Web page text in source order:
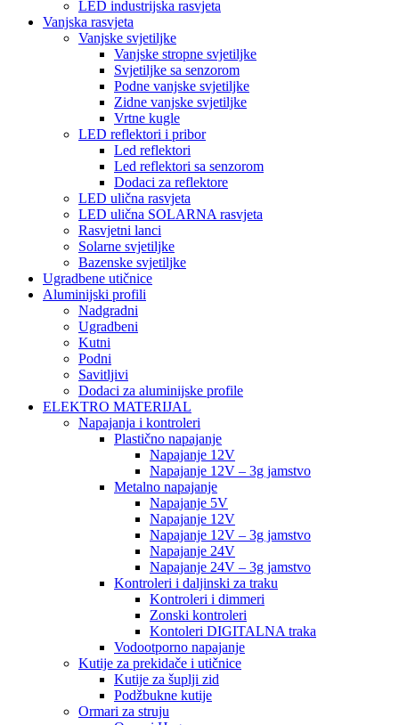
LED industrijska rasvjeta
Vanjska rasvjeta
Vanjske svjetiljke
Vanjske stropne svjetiljke
Svjetiljke sa senzorom
Podne vanjske svjetiljke
Zidne vanjske svjetiljke
Vrtne kugle
LED reflektori i pribor
Led reflektori
Led reflektori sa senzorom
Dodaci za reflektore
LED ulična rasvjeta
LED ulična SOLARNA rasvjeta
Rasvjetni lanci
Solarne svjetiljke
Bazenske svjetiljke
Ugradbene utičnice
Aluminijski profili
Nadgradni
Ugradbeni
Kutni
Podni
Savitljivi
Dodaci za aluminijske profile
ELEKTRO MATERIJAL
Napajanja i kontroleri
Plastično napajanje
Napajanje 12V
Napajanje 12V – 3g jamstvo
Metalno napajanje
Napajanje 5V
Napajanje 12V
Napajanje 12V – 3g jamstvo
Napajanje 24V
Napajanje 24V – 3g jamstvo
Kontroleri i daljinski za traku
Kontroleri i dimmeri
Zonski kontroleri
Kontoleri DIGITALNA traka
Vodootporno napajanje
Kutije za prekidače i utičnice
Kutije za šuplji zid
Podžbukne kutije
Ormari za struju